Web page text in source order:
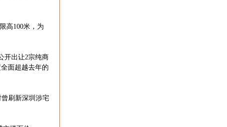
高100米，为
开出让2宗纯商
面超越去年的
刷新深圳涉宅